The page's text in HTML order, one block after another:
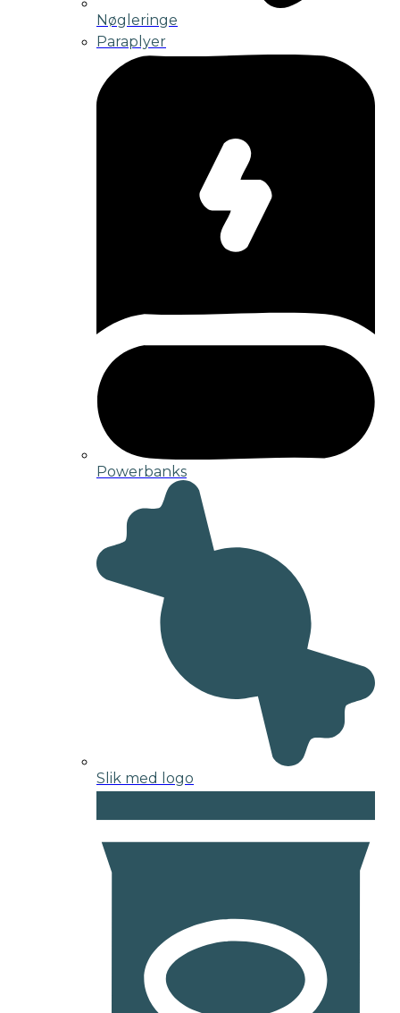
Nøgleringe
Paraplyer
Powerbanks
Slik med logo